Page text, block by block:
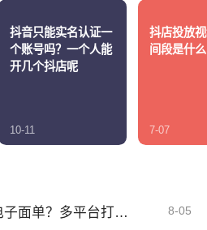
抖音只能实名认证一
个账号吗？一个人能
开几个抖店呢
10-11
抖店投放
间段是什
7-07
一件代发怎么对接电子面单？多平台打单发货教程 8-05